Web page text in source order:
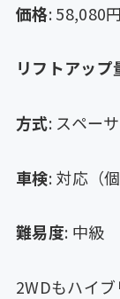
価格: 58,080
リフトアップ
方式: スペー
車検: 対応（
難易度: 中級
2WDもハイ